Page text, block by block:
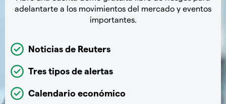
adelantarte a los movimientos del mercado y eventos
importantes.
Noticias de Reuters
Tres tipos de alertas
Calendario económico